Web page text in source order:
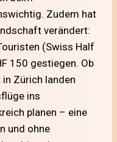
Zudem hat
verändert:
(Swiss Half
150 gestiegen. Ob
Zürich landen
ins
planen – eine
und ohne